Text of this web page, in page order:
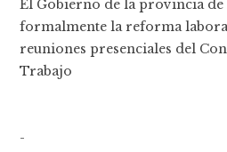
El Gobierno de la provincia de
formalmente la reforma
reuniones presenciales del
Trabajo
-